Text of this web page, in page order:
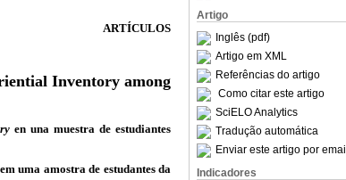
Artigo
Inglês (pdf)
Artigo em XML
Referências do artigo
Como citar este artigo
SciELO Analytics
Tradução automática
Enviar este artigo por email
Indicadores
ARTÍCULOS
Inventory among
en una muestra de estudiantes
em uma amostra de estudantes da